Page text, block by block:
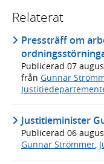
Relaterat
Pressträff om
Publicerad 07
från Gunnar
Justitieminister
Publicerad 06
Gunnar Strömmer,